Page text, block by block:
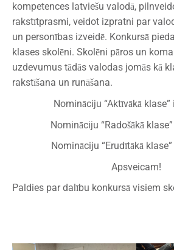
kompetences latviešu valodā,
rakstītprasmi, veidot izpratni par
un personības izveidē. Konkursā
klases skolēni. Skolēni pāros un
uzdevumus tādās valodas jomās kā
rakstīšana un runāšana.
Nomināciju “Aktīvākā
Nomināciju “Radošākā
Nomināciju “Erudītākā
Apsveicam!
Paldies par dalību konkursā visiem